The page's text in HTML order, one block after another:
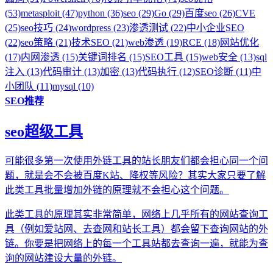
(53)metasploit (47)python (36)seo (29)Go (29)百度seo (26)CVE
(25)seo技巧 (24)wordpress (23)渗透测试 (22)中小企业SEO
(22)seo策略 (21)技术SEO (21)web渗透 (19)RCE (18)网站优化
(17)内网渗透 (15)关键词排名 (15)SEO工具 (15)web安全 (13)sql
注入 (13)代码审计 (13)加密 (13)代码执行 (12)SEO诊断 (11)中
小团队 (11)mysql (10)
SEO推荐
seo超级工具
可能很多第一次使用外链工具的站长朋友们都会担心同一个问
题，就是会不会被百度K站、降权等风险？其实大家只要了解
此类工具批量增加外链的原理就不会担心这个问题。
此类工具的原理其实非常简单，网络上几乎所有的网站查询工
具（例如爱站网、去查网和站长工具）都会留下查询网站的外
链。你要是把网络上的每一个工具站都去查询一遍，就能为查
询的网站建设大量的外链。